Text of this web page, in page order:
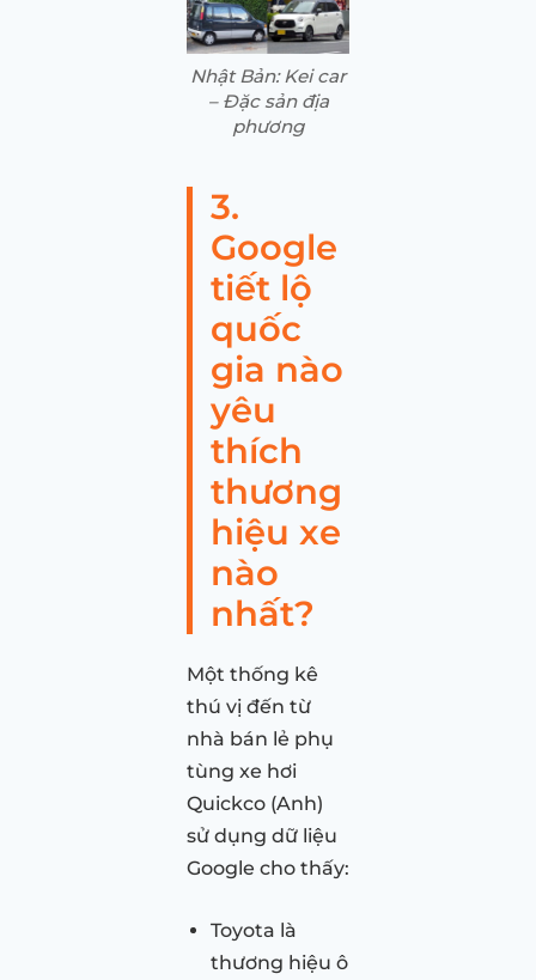
Nhật Bản: Kei car
– Đặc sản địa
phương
3.
Google
tiết lộ
quốc
gia nào
yêu
thích
thương
hiệu xe
nào
nhất?
Một thống kê
thú vị đến từ
nhà bán lẻ phụ
tùng xe hơi
Quickco (Anh)
sử dụng dữ liệu
Google cho thấy:
Toyota là
thương hiệu ô